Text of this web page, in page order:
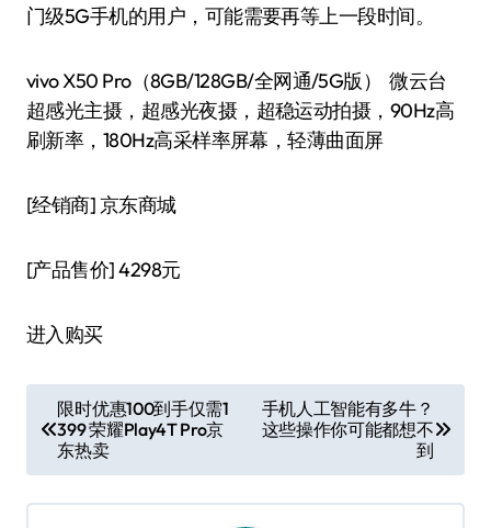
门级5G手机的用户，可能需要再等上一段时间。
vivo X50 Pro（8GB/128GB/全网通/5G版） 微云台
超感光主摄，超感光夜摄，超稳运动拍摄，90Hz高
刷新率，180Hz高采样率屏幕，轻薄曲面屏
[经销商]京东商城
[产品售价]4298元
进入购买
章
导
航
限时优惠100到手仅需1
399 荣耀Play4T Pro京
东热卖
手机人工智能有多牛？
这些操作你可能都想不
到